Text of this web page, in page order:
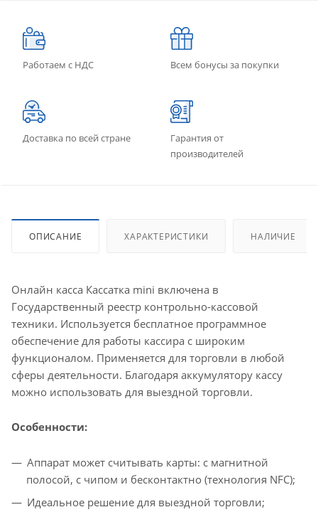
Работаем с НДС Всем бонусы за покупки
Доставка по всей стране
Гарантия от
производителей
ОПИСАНИЕ ХАРАКТЕРИСТИКИ НАЛИЧИЕ
Онлайн касса Кассатка mini включена в
Государственный реестр контрольно-кассовой
техники. Используется бесплатное программное
обеспечение для работы кассира с широким
функционалом. Применяется для торговли в любой
сферы деятельности. Благодаря аккумулятору кассу
можно использовать для выездной торговли.
Особенности:
Аппарат может считывать карты: с магнитной
полосой, с чипом и бесконтактно (технология NFC);
Идеальное решение для выездной торговли;